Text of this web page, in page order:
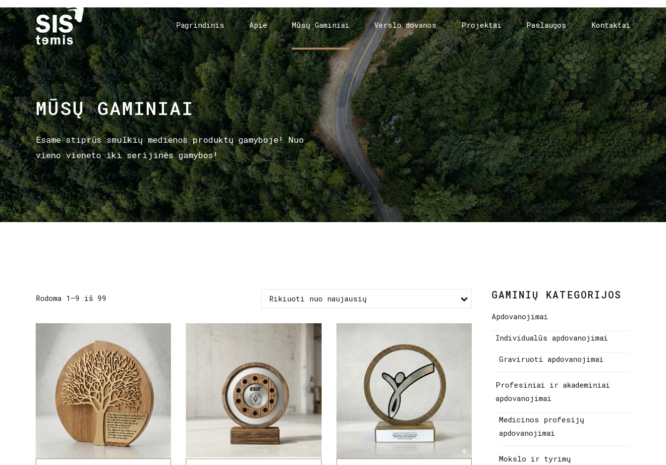
Pagrindinis Apie Mūsų Gaminiai Verslo dovanos Projektai Paslaugos Kontaktai
MŪSŲ GAMINIAI
Esame stiprūs smulkių medienos produktų gamyboje! Nuo
vieno vieneto iki serijinės gamybos!
Rodoma 1–9 iš 99 Rikiuoti nuo naujausių GAMINIŲ KATEGORIJOS
Apdovanojimai
Individualūs apdovanojimai
Graviruoti apdovanojimai
Profesiniai ir akademiniai
apdovanojimai
Medicinos profesijų
apdovanojimai
Mokslo ir tyrimų